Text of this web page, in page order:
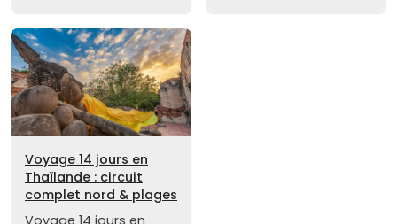
Voyage 14 jours en
Thaïlande : circuit
complet nord & plages
Voyage 14 jours en